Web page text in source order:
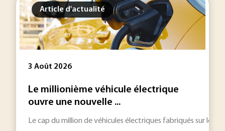
Article d'actualité
3 Août 2026
Le millionième véhicule électrique
ouvre une nouvelle ...
Le cap du million de véhicules électriques fabriqués sur le